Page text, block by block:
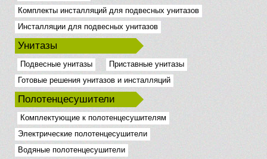
Комплекты инсталляций для подвесных унитазов
Инсталляции для подвесных унитазов
Унитазы
Подвесные унитазы
Приставные унитазы
Готовые решения унитазов и инсталляций
Полотенцесушители
Комплектующие к полотенцесушителям
Электрические полотенцесушители
Водяные полотенцесушители